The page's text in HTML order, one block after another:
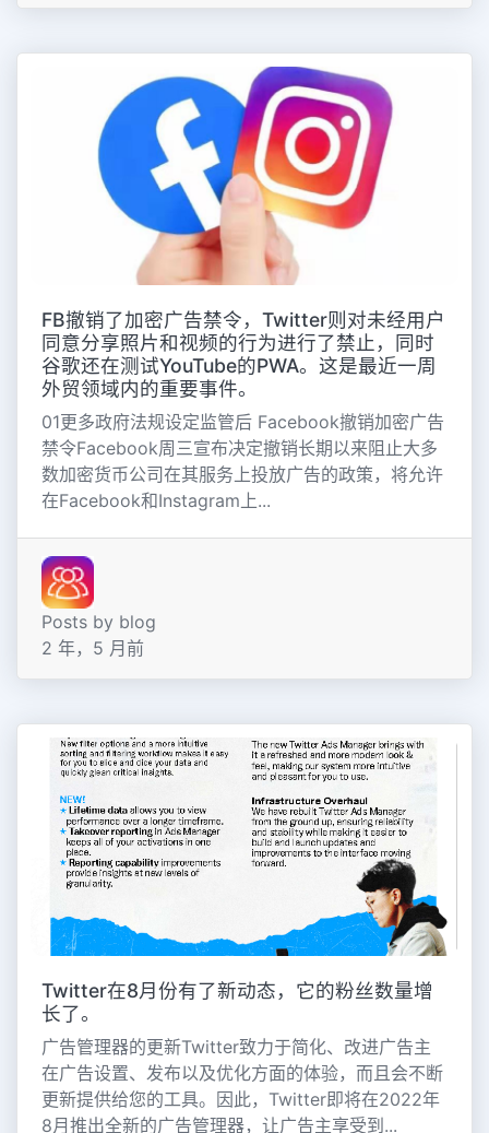
FB撤销了加密广告禁令，Twitter则对未经用户
同意分享照片和视频的行为进行了禁止，同时
谷歌还在测试YouTube的PWA。这是最近一周
外贸领域内的重要事件。
01更多政府法规设定监管后 Facebook撤销加密广告
禁令Facebook周三宣布决定撤销长期以来阻止大多
数加密货币公司在其服务上投放广告的政策，将允许
在Facebook和Instagram上...
Posts by blog
2 年，5 月前
Twitter在8月份有了新动态，它的粉丝数量增
长了。
广告管理器的更新Twitter致力于简化、改进广告主
在广告设置、发布以及优化方面的体验，而且会不断
更新提供给您的工具。因此，Twitter即将在2022年
8月推出全新的广告管理器，让广告主享受到...